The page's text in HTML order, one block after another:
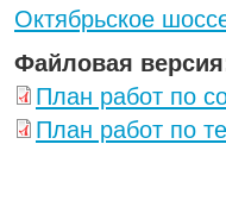
Октябрьское
Файловая
План работ по
План работ по